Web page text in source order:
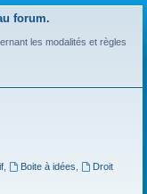
forum.
les modalités et règles
, Boite à idées
Droit